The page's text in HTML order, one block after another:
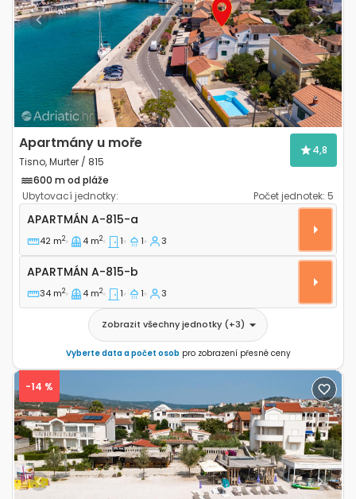
Previous Next
Apartmány u moře
Tisno, Murter / 815
4,8
600 m od pláže
Ubytovací jednotky:
Počet jednotek: 5
Jednopokojový apartmán Tisno, Murter A-815-a
APARTMÁN A-815-a
42 m2 4 m2 1 1 3
Apartmán A-815-b
APARTMÁN A-815-b
34 m2 4 m2 1 1 3
Zobrazit všechny jednotky (+3)
Vyberte data a počet osob pro zobrazení přesné ceny
Previous Next
-14 %